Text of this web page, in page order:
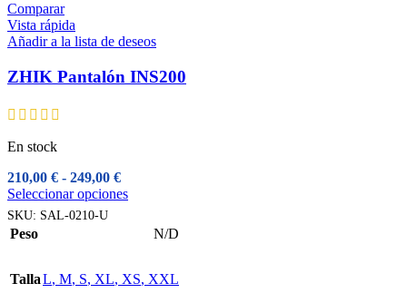
página
de
producto
Comparar
Vista rápida
Añadir a la lista de deseos
ZHIK Pantalón INS200
En stock
210,00 € - 249,00 €Rango
de
desde
210,00 €
249,00 €
Seleccionar opcionesEste
tiene
múltiples
Las
opciones
SKU: SAL-0210-U
Peso N/D
TallaL, M, S, XL, XS, XXL